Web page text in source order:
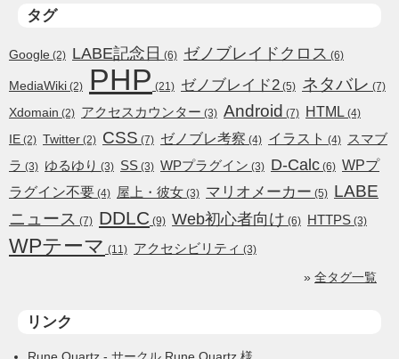
タグ
Google (2) LABE記念日 (6) ゼノブレイドクロス (6)
MediaWiki (2) PHP (21) ゼノブレイド2 (5) ネタバレ (7)
Xdomain (2) アクセスカウンター (3) Android (7) HTML (4)
IE (2) Twitter (2) CSS (7) ゼノブレ考察 (4) イラスト (4)
スマブ
ラ (3) ゆるゆり (3) SS (3) WPプラグイン (3) D-Calc (6) WPプ
ラグイン不要 (4) 屋上・彼女 (3) マリオメーカー (5) LABE
ニュース (7) DDLC (9) Web初心者向け (6) HTTPS (3)
WPテーマ (11) アクセシビリティ (3)
» 全タグ一覧
リンク